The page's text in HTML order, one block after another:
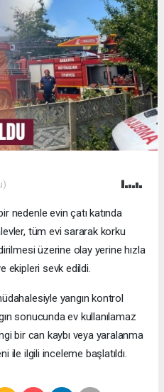
nedenle evin çatı katında
tüm evi sararak korku
üzerine olay yerine hızla
ekipleri sevk edildi.
yangın kontrol
sonucunda ev kullanılamaz
bir can kaybı veya yaralanma
ile ilgili inceleme başlatıldı.